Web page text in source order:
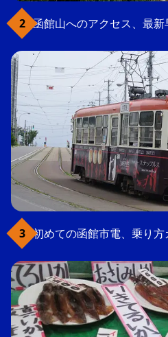
函館山へのアクセス、最新
初めての函館市電、乗り方